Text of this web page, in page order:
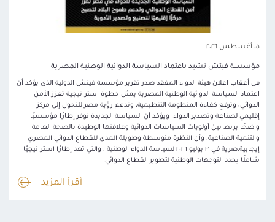
٠٥ أغسطس ٢٠٢٦
مؤسسة فيتش تشيد باعتماد السياسة الدوائية الوطنية المصرية
فى أعقاب اعلان هيئة الدواء المفقد صدر تقرير مؤسسة فيتش الدولية الذى يؤكد أن
اعتماد السياسة الدوائية الوطنية المصرية يمثل خطوة استراتيجية تعزز الأمن
الدوائي، وترفع كفاءة المنظومة التنظيمية، وتدعم رؤية مصر للتحول إلى مركز
إقليمي لصناعة وتصدير الدواء. ويؤكد أن السياسة الجديدة توفر إطارًا مؤسسيًا
واضحًا يربط بين أولويات السياسات الدوائية وعلاقتها الوطيدة بالصحة العامة
والتنمية الصناعية، وأن النظرة متوسطة وطويلة المدى للقطاع الدوائي المصري
إيجابية.صرية في ٣ يوليو ٢٠٢٦ لسياسة الدواء الوطنية ، والتي تعد إطارًا استراتيجيًا
شاملًا يحدد التوجهات الوطنية لتطوير القطاع الدوائي.
أقرأ المزيد